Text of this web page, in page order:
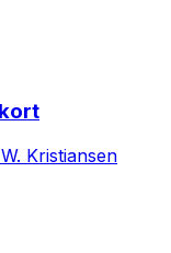
Kristiansen